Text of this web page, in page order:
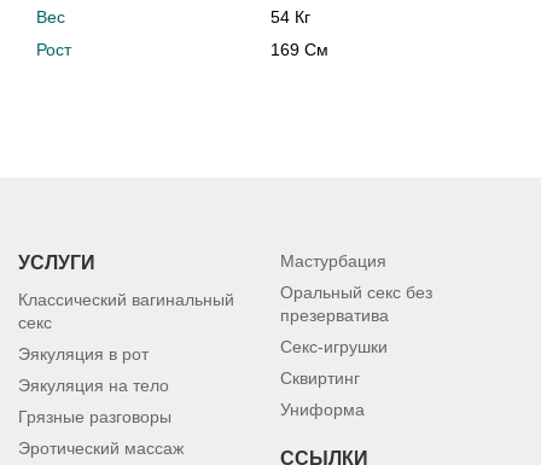
Вес
54 Кг
Рост
169 См
УСЛУГИ
Классический вагинальный
секс
Эякуляция в рот
Эякуляция на тело
Грязные разговоры
Эротический массаж
Мастурбация
Оральный секс без
презерватива
Секс-игрушки
Сквиртинг
Униформа
ССЫЛКИ